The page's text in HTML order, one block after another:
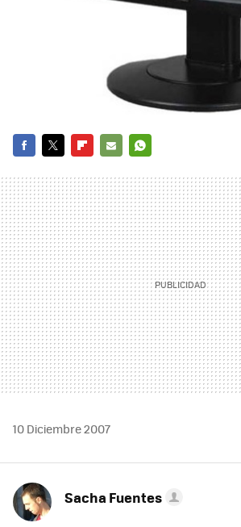
MAIL
10 Diciembre 2007
Sacha Fuentes